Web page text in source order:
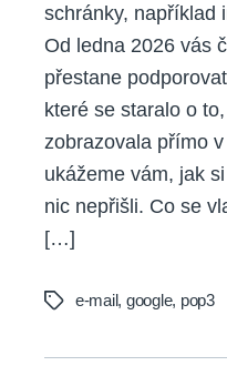
schránky, například
Od ledna 2026 vás
přestane
které se staralo o
zobrazovala přímo
ukážeme vám, jak
nic nepřišli. Co se
[…]
Tagse-mail, google, pop3